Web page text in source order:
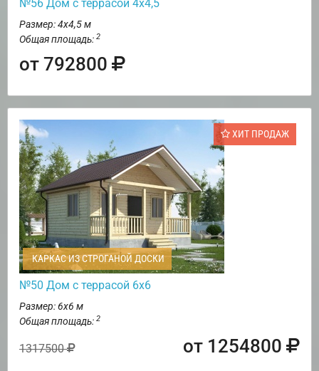
№56 Дом с террасой 4х4,5
Размер: 4х4,5 м
Общая площадь: 2
от 792800
ХИТ ПРОДАЖ
КАРКАС ИЗ СТРОГАНОЙ ДОСКИ
№50 Дом с террасой 6х6
Размер: 6х6 м
Общая площадь: 2
1317500 от 1254800